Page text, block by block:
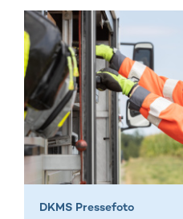
DKMS Pressefoto